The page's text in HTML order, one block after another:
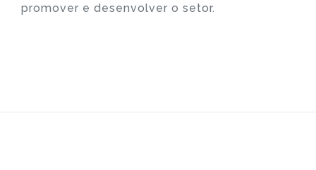
promover e desenvolver o setor.